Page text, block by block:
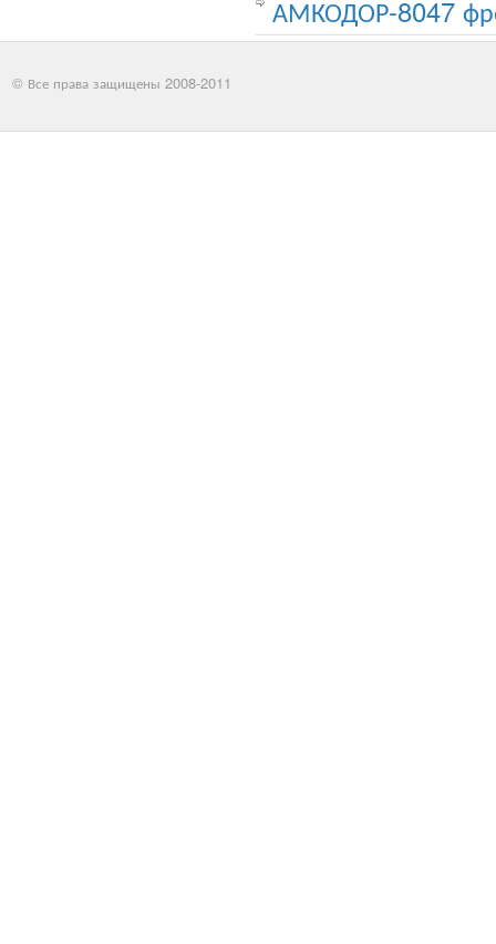
АМКОДОР-8047
© Все права защищены 2008-2011